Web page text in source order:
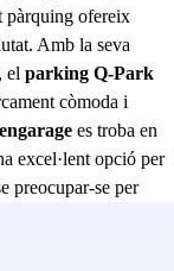
pàrquing ofereix
Amb la seva
el parking Q-Park
còmoda i
es troba en
excel·lent opció per
preocupar-se per